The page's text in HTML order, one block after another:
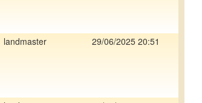
landmaster 29/06/2025 20:51